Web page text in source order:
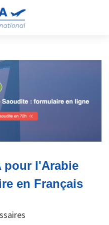
pour l'Arabie
en Français